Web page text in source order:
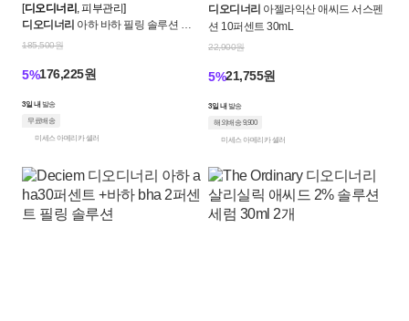
크
로
켓
[디오디너리 , 피부관리]
디오디너리 아하 바하 필링 솔루션 세
럼 30mL x 10개 세트
185,500원
5%176,225원
3일 내 발송
무료배송
미세스 아메리카 셀러
디오디너리 아젤라익산 애씨드 서스펜
션 10퍼센트 30mL
22,900원
5%21,755원
3일 내 발송
해외배송 9,900
미세스 아메리카 셀러